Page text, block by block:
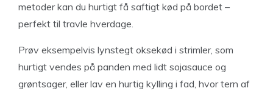
metoder kan du hurtigt få saftigt kød på bordet –
perfekt til travle hverdage.
Prøv eksempelvis lynstegt oksekød i strimler, som
hurtigt vendes på panden med lidt sojasauce og
grøntsager, eller lav en hurtig kylling i fad, hvor tern af